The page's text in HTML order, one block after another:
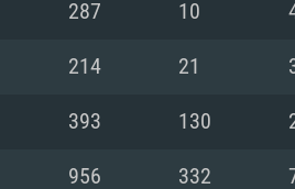
인터넷
GB (전체 클라이언트
지며 최신 그래픽 드라
(6개월 미만; 최소
287 10
214 21
393 130
956 332